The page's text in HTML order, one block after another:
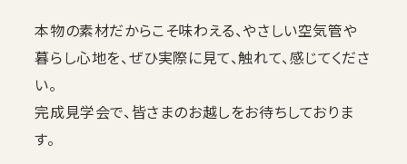
本物の素材だからこそ味わえる、やさしい空気管や
暮らし心地を、ぜひ実際に見て、触れて、感じてくださ
い。
完成見学会で、皆さまのお越しをお待ちしておりま
す。